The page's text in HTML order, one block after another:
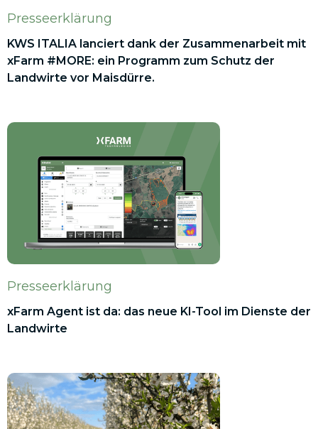
Presseerklärung
KWS ITALIA lanciert dank der Zusammenarbeit mit
xFarm #MORE: ein Programm zum Schutz der
Landwirte vor Maisdürre.
Presseerklärung
xFarm Agent ist da: das neue KI-Tool im Dienste der
Landwirte